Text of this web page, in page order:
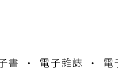
書 電子雜誌 電
讀墨系統維護中，本站